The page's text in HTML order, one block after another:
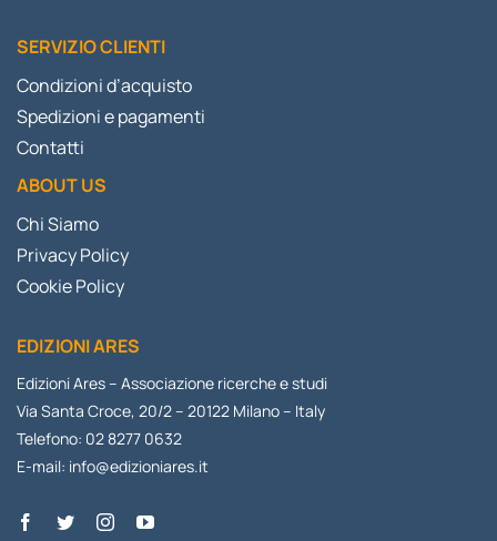
SERVIZIO CLIENTI
Condizioni d’acquisto
Spedizioni e pagamenti
Contatti
ABOUT US
Chi Siamo
Privacy Policy
Cookie Policy
EDIZIONI ARES
Edizioni Ares – Associazione ricerche e studi
Via Santa Croce, 20/2 – 20122 Milano – Italy
Telefono: 02 8277 0632
E-mail: info@edizioniares.it